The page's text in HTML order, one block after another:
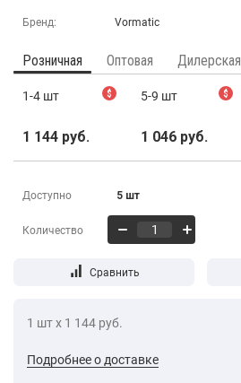
Бренд: Vormatic
Розничная Оптовая Дилерская
1-4 шт $
1 144 руб.
5-9 шт $
1 046 руб.
Доступно 5 шт
Количество
1 шт х 1 144 руб.
Подробнее о доставке